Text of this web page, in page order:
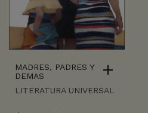
MADRES, PADRES Y
DEMAS
LITERATURA UNIVERSAL